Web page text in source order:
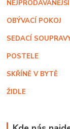
NEJPRODÁVANĚJŠÍ
OBÝVACÍ POKOJ
SEDACÍ
POSTELE
SKŘÍNĚ V BYTĚ
ŽIDLE